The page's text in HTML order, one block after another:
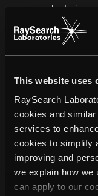
This website uses
RaySearch
cookies and
services to
cookies to simplify
improving and
we explain how we
can apply to our
som en rekrytering
Om RaySearch
RaySearch
förbättra
senaste tilläggen i
RayIntelligence®
ett molnbaserat
cancerkliniker kan
analysera data.
RayCommand är